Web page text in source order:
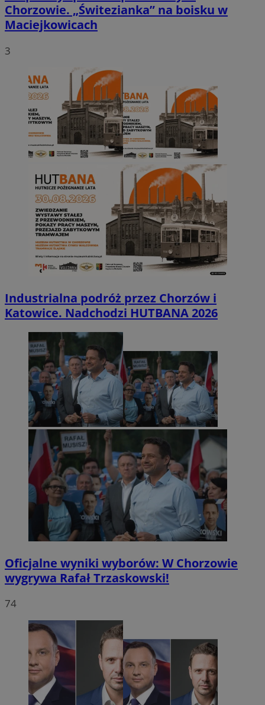
Chorzowie. „Świtezianka” na boisku w
Maciejkowicach
3
Industrialna podróż przez Chorzów i
Katowice. Nadchodzi HUTBANA 2026
Oficjalne wyniki wyborów: W Chorzowie
wygrywa Rafał Trzaskowski!
74